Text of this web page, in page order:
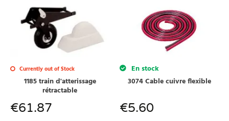
Currently out of Stock
1185 train d'atterissage
rétractable
€61.87
En stock
3074 Cable cuivre flexible
€5.60